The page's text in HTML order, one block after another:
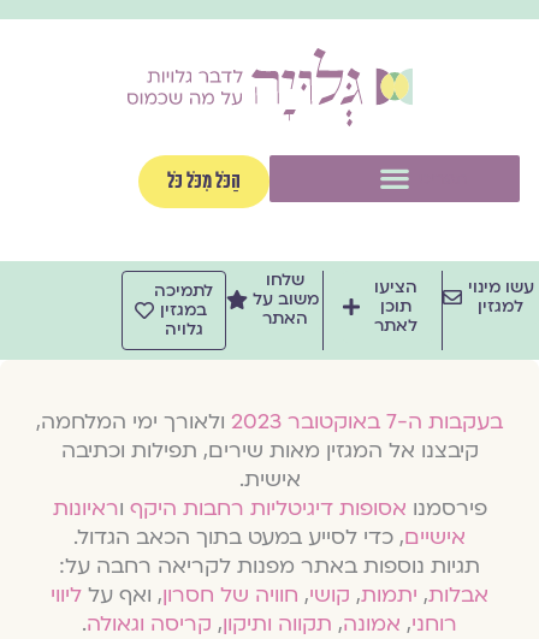
לתוכן
הַכֹּל מִכֹּל כֹּל
עשו מינוי
למגזין
הציעו
תוכן
לאתר
שלחו
משוב על
האתר
לתמיכה
במגזין
גלויה
בעקבות ה-7 באוקטובר 2023
ולאורך ימי המלחמה,
קיבצנו אל המגזין מאות שירים, תפילות וכתיבה
אישית.
פירסמנו אסופות דיגיטליות רחבות היקף וראיונות
אישיים, כדי לסייע במעט בתוך הכאב הגדול.
תגיות נוספות באתר מפנות לקריאה רחבה על:
אבלות, יתמות, קושי, חוויה של חסרון, ואף על ליווי
רוחני, אמונה, תקווה ותיקון, קריסה וגאולה.